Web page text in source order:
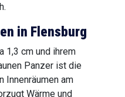
in Flensburg
1,3 cm und ihrem
Panzer ist die
Innenräumen am
Wärme und